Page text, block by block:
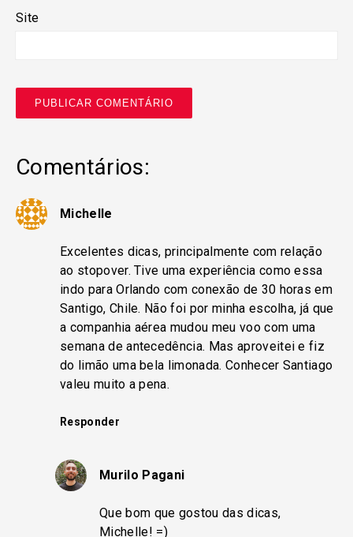
Site
Comentários:
Michelle
Excelentes dicas, principalmente com relação
ao stopover. Tive uma experiência como essa
indo para Orlando com conexão de 30 horas em
Santigo, Chile. Não foi por minha escolha, já que
a companhia aérea mudou meu voo com uma
semana de antecedência. Mas aproveitei e fiz
do limão uma bela limonada. Conhecer Santiago
valeu muito a pena.
Responder
Murilo Pagani
Que bom que gostou das dicas,
Michelle! =)